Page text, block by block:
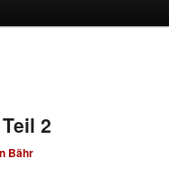
2
Bähr